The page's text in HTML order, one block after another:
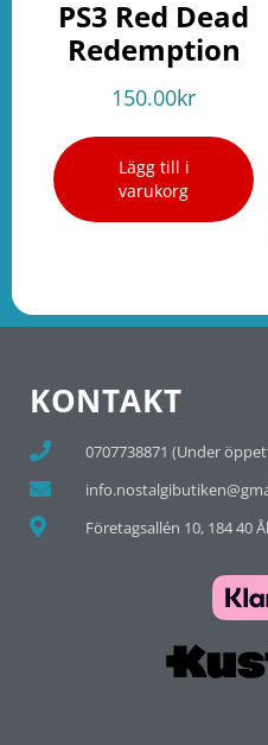
PS3 Red Dead
Redemption
150.00kr
Lägg till i
varukorg
KONTAKT
0707738871 (Under
Företagsallén 10, 184 40